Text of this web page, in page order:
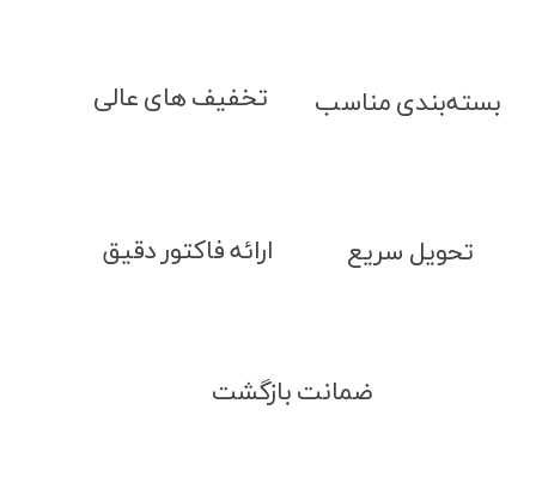
تحویل سریع
بسته‌بندی مناسب تخفیف های عالی
ارائه فاکتور دقیق
ضمانت بازگشت